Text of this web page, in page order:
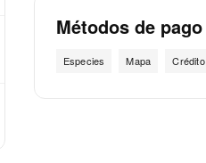
Métodos de pago
Especies Mapa Crédito